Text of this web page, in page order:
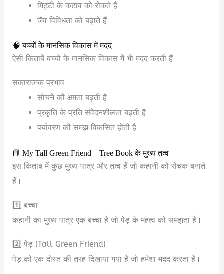
मिट्टी के कटाव को रोकते हैं
जैव विविधता को बढ़ाते हैं
🧠 बच्चों के मानसिक विकास में मदद
ऐसी किताबें बच्चों के मानसिक विकास में भी मदद करती हैं।
सकारात्मक प्रभाव
सोचने की क्षमता बढ़ती है
प्रकृति के प्रति संवेदनशीलता बढ़ती है
पर्यावरण की समझ विकसित होती है
📘 My Tall Green Friend – Tree Book के मुख्य तत्व
इस किताब में कुछ मुख्य पात्र और तत्व हैं जो कहानी को रोचक बनाते
हैं।
1️⃣ बच्चा
कहानी का मुख्य पात्र एक बच्चा है जो पेड़ के महत्व को समझता है।
2️⃣ पेड़ (Tall Green Friend)
पेड़ को एक दोस्त की तरह दिखाया गया है जो हमेशा मदद करता है।